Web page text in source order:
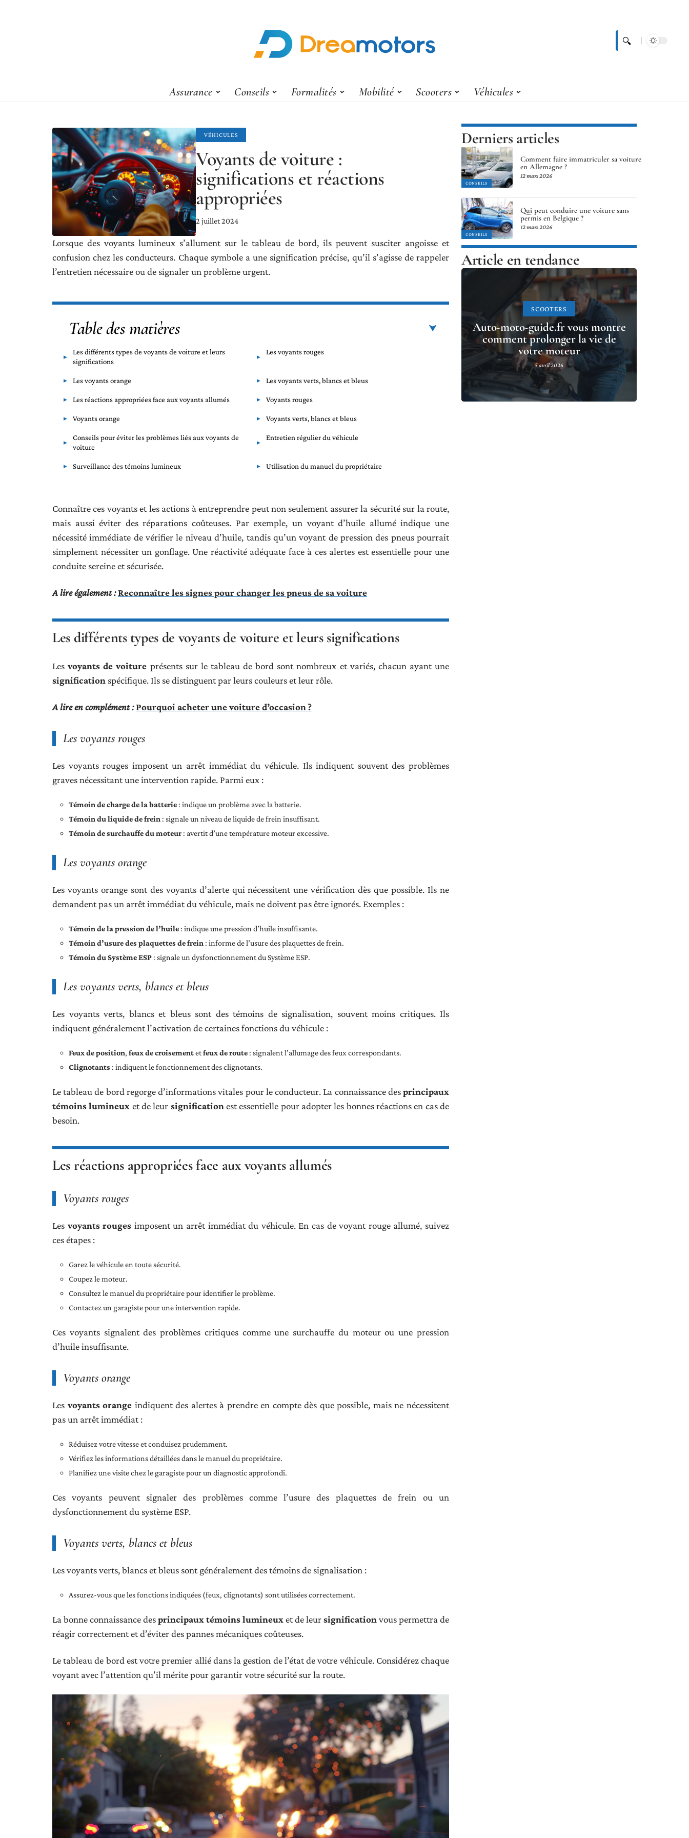
Assurance Conseils Formalités Mobilité Scooters Véhicules
VÉHICULES
Voyants de voiture :
significations et réactions
appropriées
2 juillet 2024
Lorsque des voyants lumineux s’allument sur le tableau de bord, ils peuvent susciter angoisse et
confusion chez les conducteurs. Chaque symbole a une signification précise, qu’il s’agisse de rappeler
l’entretien nécessaire ou de signaler un problème urgent.
Table des matières
Les différents types de voyants de voiture et leurs
significations
Les voyants rouges
Les voyants orange Les voyants verts, blancs et bleus
Les réactions appropriées face aux voyants allumés Voyants rouges
Voyants orange Voyants verts, blancs et bleus
Conseils pour éviter les problèmes liés aux voyants de
voiture
Entretien régulier du véhicule
Surveillance des témoins lumineux Utilisation du manuel du propriétaire
Connaître ces voyants et les actions à entreprendre peut non seulement assurer la sécurité sur la route,
mais aussi éviter des réparations coûteuses. Par exemple, un voyant d’huile allumé indique une
nécessité immédiate de vérifier le niveau d’huile, tandis qu’un voyant de pression des pneus pourrait
simplement nécessiter un gonflage. Une réactivité adéquate face à ces alertes est essentielle pour une
conduite sereine et sécurisée.
A lire également :Reconnaître les signes pour changer les pneus de sa voiture
Les différents types de voyants de voiture et leurs significations
Lesvoyants de voiture présents sur le tableau de bord sont nombreux et variés, chacun ayant une
signification spécifique. Ils se distinguent par leurs couleurs et leur rôle.
A lire en complément :Pourquoi acheter une voiture d’occasion ?
Les voyants rouges
Les voyants rouges imposent un arrêt immédiat du véhicule. Ils indiquent souvent des problèmes
graves nécessitant une intervention rapide. Parmi eux :
Témoin de charge de la batterie : indique un problème avec la batterie.
Témoin du liquide de frein : signale un niveau de liquide de frein insuffisant.
Témoin de surchauffe du moteur : avertit d’une température moteur excessive.
Les voyants orange
Les voyants orange sont des voyants d’alerte qui nécessitent une vérification dès que possible. Ils ne
demandent pas un arrêt immédiat du véhicule, mais ne doivent pas être ignorés. Exemples :
Témoin de la pression de l’huile : indique une pression d’huile insuffisante.
Témoin d’usure des plaquettes de frein : informe de l’usure des plaquettes de frein.
Témoin du Système ESP : signale un dysfonctionnement du Système ESP.
Les voyants verts, blancs et bleus
Les voyants verts, blancs et bleus sont des témoins de signalisation, souvent moins critiques. Ils
indiquent généralement l’activation de certaines fonctions du véhicule :
Feux de position, feux de croisementetfeux de route : signalent l’allumage des feux correspondants.
Clignotants : indiquent le fonctionnement des clignotants.
Le tableau de bord regorge d’informations vitales pour le conducteur. La connaissance desprincipaux
témoins lumineux et de leur signification est essentielle pour adopter les bonnes réactions en cas de
besoin.
Les réactions appropriées face aux voyants allumés
Voyants rouges
Les voyants rouges imposent un arrêt immédiat du véhicule. En cas de voyant rouge allumé, suivez
ces étapes :
Garez le véhicule en toute sécurité.
Coupez le moteur.
Consultez le manuel du propriétaire pour identifier le problème.
Contactez un garagiste pour une intervention rapide.
Ces voyants signalent des problèmes critiques comme une surchauffe du moteur ou une pression
d’huile insuffisante.
Voyants orange
Les voyants orange indiquent des alertes à prendre en compte dès que possible, mais ne nécessitent
pas un arrêt immédiat :
Réduisez votre vitesse et conduisez prudemment.
Vérifiez les informations détaillées dans le manuel du propriétaire.
Planifiez une visite chez le garagiste pour un diagnostic approfondi.
Ces voyants peuvent signaler des problèmes comme l’usure des plaquettes de frein ou un
dysfonctionnement du système ESP.
Voyants verts, blancs et bleus
Les voyants verts, blancs et bleus sont généralement des témoins de signalisation :
Assurez-vous que les fonctions indiquées (feux, clignotants) sont utilisées correctement.
La bonne connaissance desprincipaux témoins lumineux et de leursignification vous permettra de
réagir correctement et d’éviter des pannes mécaniques coûteuses.
Le tableau de bord est votre premier allié dans la gestion de l’état de votre véhicule. Considérez chaque
voyant avec l’attention qu’il mérite pour garantir votre sécurité sur la route.
Derniers articles
CONSEILS
Comment faire immatriculer sa voiture
en Allemagne ?
12 mars 2026
CONSEILS
Qui peut conduire une voiture sans
permis en Belgique ?
12 mars 2026
Article en tendance
SCOOTERS
Auto-moto-guide.fr vous montre
comment prolonger la vie de
votre moteur
5 avril 2026